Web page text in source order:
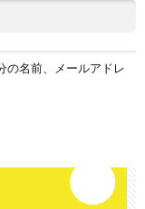
の名前、メールアドレ